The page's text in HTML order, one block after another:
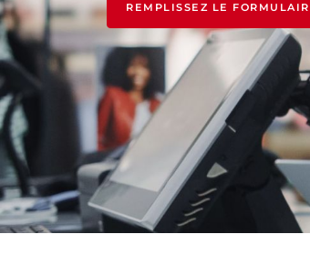
REMPLISSEZ LE